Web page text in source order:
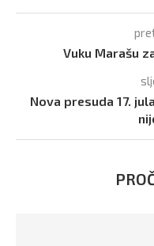
Vuku Marašu
Nova presuda 17.